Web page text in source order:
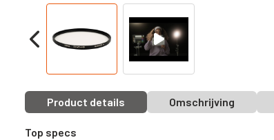
Product details Omschrijving
Top specs